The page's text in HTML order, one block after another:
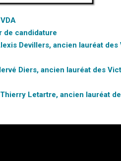
de candidature
Devillers, ancien lauréat des
Diers, ancien lauréat des
Letartre, ancien lauréat